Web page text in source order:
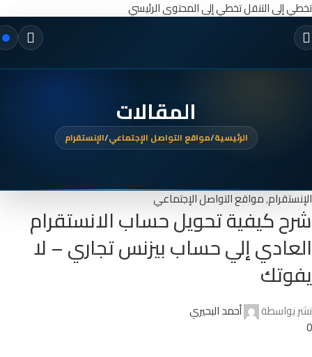
تخطي إلى التنقلتخطي إلى المحتوى الرئيسي
المقالات
الرئيسية/مواقع التواصل الإجتماعي/الإنستقرام
الإنستقرام,مواقع التواصل الإجتماعي
شرح كيفية تحويل حساب الانستقرام
العادي إلي حساب بيزنس تجاري – لا
يفوتك
نشر بواسطة
أحمد البحيري
0